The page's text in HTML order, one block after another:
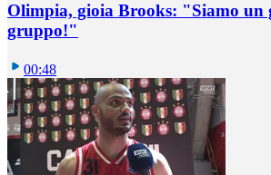
Olimpia, gioia Brooks: "Siamo un
gruppo!"
00:48